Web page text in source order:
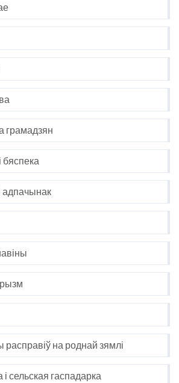
грамадзян
бяспека
адпачынак
на роднай зямлі
і сельская гаспадарка